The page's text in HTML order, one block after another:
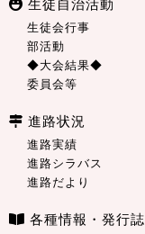
生徒自治活動
生徒会行事
部活動
◆大会結果◆
委員会等
進路状況
進路実績
進路シラバス
進路だより
各種情報・発行誌